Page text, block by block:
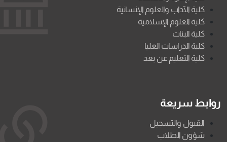
كلية الآداب والعلوم الإنسانية
كلية العلوم الإسلامية
كلية البنات
كلية الدراسات العليا
كلية التعليم عن بعد
روابط سريعة
القبول والتسجيل
شؤون الطلاب